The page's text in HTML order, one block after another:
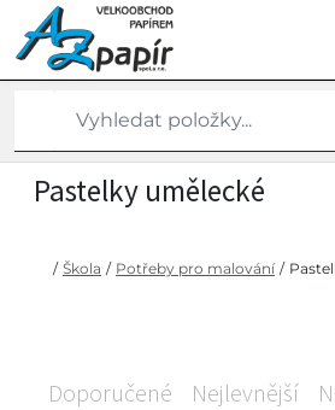
Pastelky umělecké
/ Škola / Potřeby pro malování /
Doporučené Nejlevnější